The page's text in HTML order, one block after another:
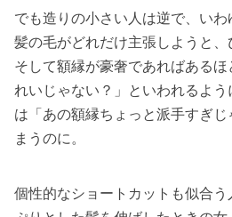
でも造りの小さい人は逆で、い
髪の毛がどれだけ主張しようと、
そして額縁が豪奢であればある
れいじゃない？」といわれるよう
は「あの額縁ちょっと派手すぎ
まうのに。
個性的なショートカットも似合